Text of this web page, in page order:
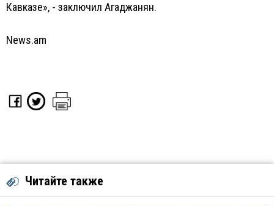
Кавказе», - заключил Агаджанян.
News.am
Читайте также